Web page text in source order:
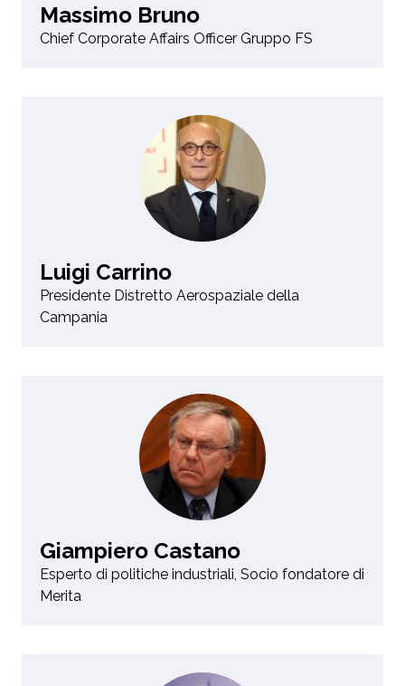
Massimo Bruno
Chief Corporate Affairs Officer Gruppo FS
Luigi Carrino
Presidente Distretto Aerospaziale della
Campania
Giampiero Castano
Esperto di politiche industriali, Socio fondatore di
Merita